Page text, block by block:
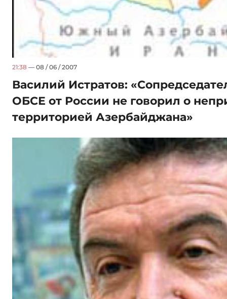
21:38 — 08 / 06 / 2007
Василий Истратов:
ОБСЕ от России не говорил о
территорией Азербайджана»